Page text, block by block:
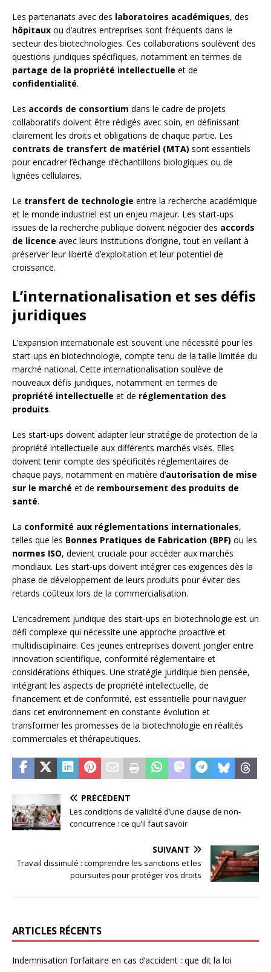
Les partenariats avec des laboratoires académiques, des
hôpitaux ou d’autres entreprises sont fréquents dans le
secteur des biotechnologies. Ces collaborations soulèvent des
questions juridiques spécifiques, notamment en termes de
partage de la propriété intellectuelle et de
confidentialité.
Les accords de consortium dans le cadre de projets
collaboratifs doivent être rédigés avec soin, en définissant
clairement les droits et obligations de chaque partie. Les
contrats de transfert de matériel (MTA) sont essentiels
pour encadrer l’échange d’échantillons biologiques ou de
lignées cellulaires.
Le transfert de technologie entre la recherche académique
et le monde industriel est un enjeu majeur. Les start-ups
issues de la recherche publique doivent négocier des accords
de licence avec leurs institutions d’origine, tout en veillant à
préserver leur liberté d’exploitation et leur potentiel de
croissance.
L’internationalisation et ses défis
juridiques
L’expansion internationale est souvent une nécessité pour les
start-ups en biotechnologie, compte tenu de la taille limitée du
marché national. Cette internationalisation soulève de
nouveaux défis juridiques, notamment en termes de
propriété intellectuelle et de réglementation des
produits.
Les start-ups doivent adapter leur stratégie de protection de la
propriété intellectuelle aux différents marchés visés. Elles
doivent tenir compte des spécificités réglementaires de
chaque pays, notamment en matière d’autorisation de mise
sur le marché et de remboursement des produits de
santé.
La conformité aux réglementations internationales,
telles que les Bonnes Pratiques de Fabrication (BPF) ou les
normes ISO, devient cruciale pour accéder aux marchés
mondiaux. Les start-ups doivent intégrer ces exigences dès la
phase de développement de leurs produits pour éviter des
retards coûteux lors de la commercialisation.
L’encadrement juridique des start-ups en biotechnologie est un
défi complexe qui nécessite une approche proactive et
multidisciplinaire. Ces jeunes entreprises doivent jongler entre
innovation scientifique, conformité réglementaire et
considérations éthiques. Une stratégie juridique bien pensée,
intégrant les aspects de propriété intellectuelle, de
financement et de conformité, est essentielle pour naviguer
dans cet environnement en constante évolution et
transformer les promesses de la biotechnologie en réalités
commerciales et thérapeutiques.
PRÉCÉDENT
Les conditions de validité d’une clause de non-
concurrence : ce qu’il faut savoir
SUIVANT
Travail dissimulé : comprendre les sanctions et les
poursuites pour protéger vos droits
ARTICLES RÉCENTS
Indemnisation forfaitaire en cas d’accident : que dit la loi